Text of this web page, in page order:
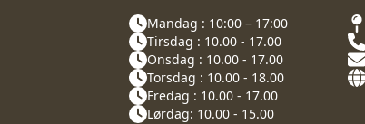
Mandag : 10:00 – 17:00
Tirsdag : 10.00 - 17.00
Onsdag : 10.00 - 17.00
Torsdag : 10.00 - 18.00
Fredag : 10.00 - 17.00
Lørdag: 10.00 - 15.00